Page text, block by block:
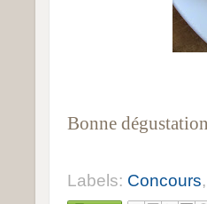
Bonne
Labels: Concours,